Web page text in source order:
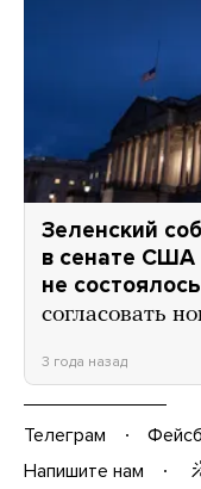
Зеленский
в сенате США
не состоялось
согласовать
3 года назад
Телеграм
Напишите нам